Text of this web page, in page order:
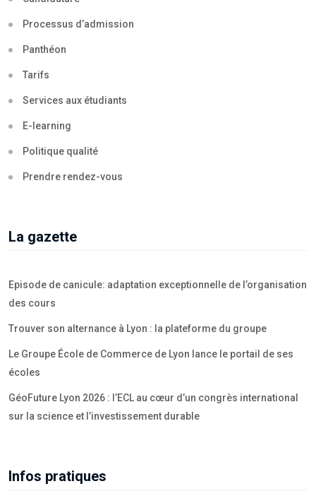
Processus d’admission
Panthéon
Tarifs
Services aux étudiants
E-learning
Politique qualité
Prendre rendez-vous
La gazette
Episode de canicule: adaptation exceptionnelle de l’organisation
des cours
Trouver son alternance à Lyon : la plateforme du groupe
Le Groupe École de Commerce de Lyon lance le portail de ses
écoles
GéoFuture Lyon 2026 : l’ECL au cœur d’un congrès international
sur la science et l’investissement durable
Infos pratiques